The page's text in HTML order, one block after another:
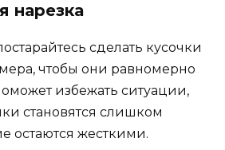
нарезка
сделать кусочки
чтобы они равномерно
избежать ситуации,
становятся слишком
остаются жесткими.